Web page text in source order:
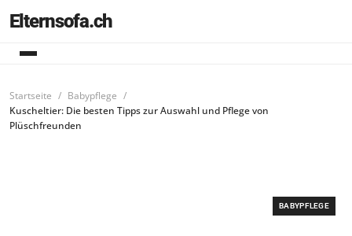
Elternsofa.ch
Startseite
Babypflege
Kuscheltier: Die besten Tipps zur Auswahl und Pflege von
Plüschfreunden
BABYPFLEGE